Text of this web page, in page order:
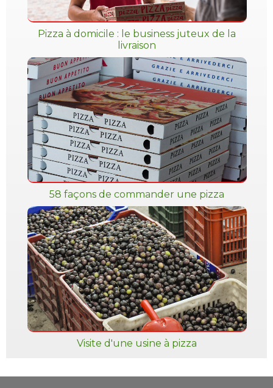
Pizza à domicile : le business juteux de la
livraison
58 façons de commander une pizza
Visite d'une usine à pizza